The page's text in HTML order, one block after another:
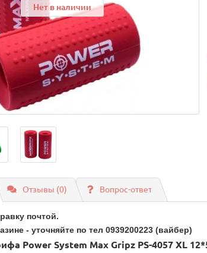
Нет в наличии
Отзывы (0) Вопрос-ответ
почтой.
- уточняйте по тел 0939200223 (вайбер)
Power System Max Gripz PS-4057 XL